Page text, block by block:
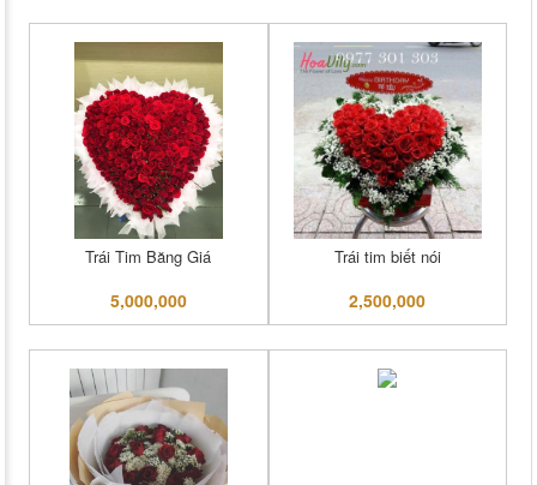
Trái Tim Băng Giá
5,000,000
Trái tim biết nói
2,500,000